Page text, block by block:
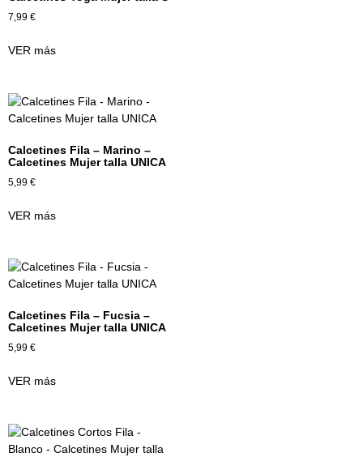
7,99 €
VER más
Calcetines Fila – Marino –
Calcetines Mujer talla UNICA
5,99 €
VER más
Calcetines Fila – Fucsia –
Calcetines Mujer talla UNICA
5,99 €
VER más